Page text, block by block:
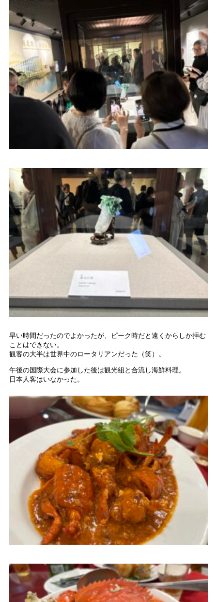
早い時間だったのでよかったが、ピーク時だと遠くからしか拝む
ことはできない。
観客の大半は世界中のロータリアンだった（笑）。
午後の国際大会に参加した後は観光組と合流し海鮮料理。
日本人客はいなかった。